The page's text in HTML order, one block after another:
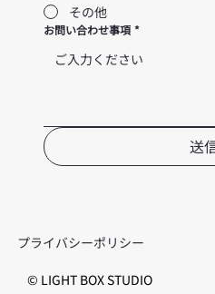
その他
お問い合わせ事項 *
送
© LIGHT BOX STUDIO
プライバシーポリシー